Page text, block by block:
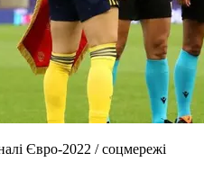
Євро-2022 / соцмережі